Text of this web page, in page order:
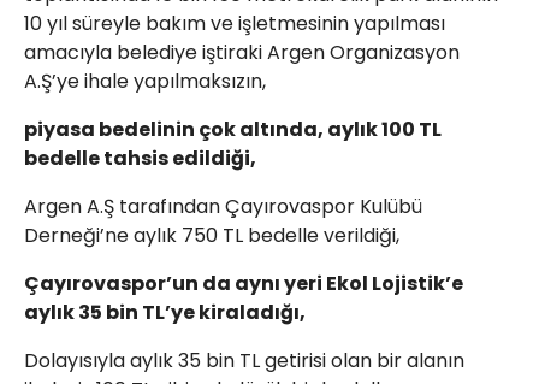
10 yıl süreyle bakım ve işletmesinin yapılması
amacıyla belediye iştiraki Argen Organizasyon
A.Ş’ye ihale yapılmaksızın,
piyasa bedelinin çok altında, aylık 100 TL
bedelle tahsis edildiği,
Argen A.Ş tarafından Çayırovaspor Kulübü
Derneği’ne aylık 750 TL bedelle verildiği,
Çayırovaspor’un da aynı yeri Ekol Lojistik’e
aylık 35 bin TL’ye kiraladığı,
Dolayısıyla aylık 35 bin TL getirisi olan bir alanın